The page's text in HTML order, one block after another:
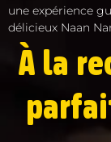
une expérience
délicieux Naan
À la